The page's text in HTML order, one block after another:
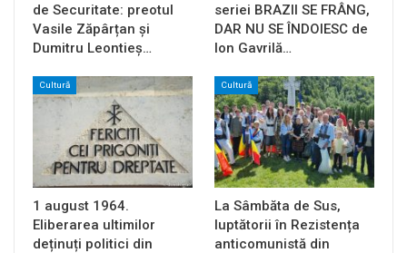
de Securitate: preotul
Vasile Zăpârțan și
Dumitru Leontieș…
seriei BRAZII SE FRÂNG,
DAR NU SE ÎNDOIESC de
Ion Gavrilă…
Cultură
1 august 1964.
Eliberarea ultimilor
deținuți politici din
Cultură
La Sâmbăta de Sus,
luptătorii în Rezistența
anticomunistă din